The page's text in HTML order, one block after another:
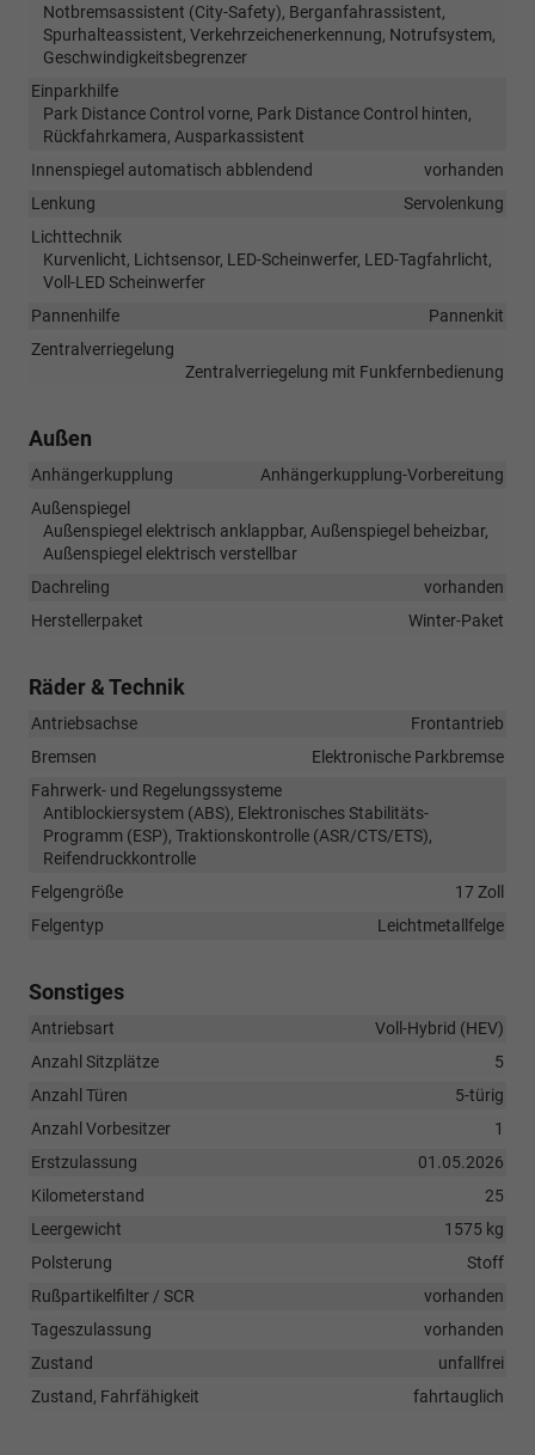
Notbremsassistent (City-Safety), Berganfahrassistent,
Spurhalteassistent, Verkehrzeichenerkennung, Notrufsystem,
Geschwindigkeitsbegrenzer
Einparkhilfe
Park Distance Control vorne, Park Distance Control hinten,
Rückfahrkamera, Ausparkassistent
Innenspiegel automatisch abblendend
vorhanden
Lenkung
Servolenkung
Lichttechnik
Kurvenlicht, Lichtsensor, LED-Scheinwerfer, LED-Tagfahrlicht,
Voll-LED Scheinwerfer
Pannenhilfe
Pannenkit
Zentralverriegelung
Zentralverriegelung mit Funkfernbedienung
Außen
Anhängerkupplung
Anhängerkupplung-Vorbereitung
Außenspiegel
Außenspiegel elektrisch anklappbar, Außenspiegel beheizbar,
Außenspiegel elektrisch verstellbar
Dachreling
vorhanden
Herstellerpaket
Winter-Paket
Räder & Technik
Antriebsachse
Frontantrieb
Bremsen
Elektronische Parkbremse
Fahrwerk- und Regelungssysteme
Antiblockiersystem (ABS), Elektronisches Stabilitäts-
Programm (ESP), Traktionskontrolle (ASR/CTS/ETS),
Reifendruckkontrolle
Felgengröße
17 Zoll
Felgentyp
Leichtmetallfelge
Sonstiges
Antriebsart
Voll-Hybrid (HEV)
Anzahl Sitzplätze
5
Anzahl Türen
5-türig
Anzahl Vorbesitzer
1
Erstzulassung
01.05.2026
Kilometerstand
25
Leergewicht
1575 kg
Polsterung
Stoff
Rußpartikelfilter / SCR
vorhanden
Tageszulassung
vorhanden
Zustand
unfallfrei
Zustand, Fahrfähigkeit
fahrtauglich